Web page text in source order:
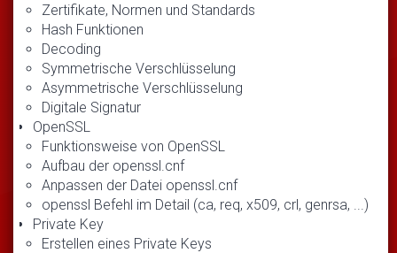
Zertifikate, Normen und Standards
Hash Funktionen
Decoding
Symmetrische Verschlüsselung
Asymmetrische Verschlüsselung
Digitale Signatur
OpenSSL
Funktionsweise von OpenSSL
Aufbau der openssl.cnf
Anpassen der Datei openssl.cnf
openssl Befehl im Detail (ca, req, x509, crl, genrsa, ...)
Private Key
Erstellen eines Private Keys